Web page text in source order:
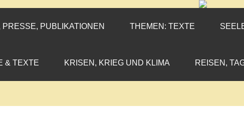
COENEN-
MIT PROFIL«
PRESSE, PUBLIKATIONEN THEMEN: TEXTE
& TEXTE KRISEN, KRIEG UND KLIMA REISEN,